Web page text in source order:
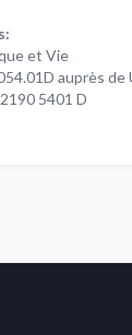
et Vie
auprès de
5401 D